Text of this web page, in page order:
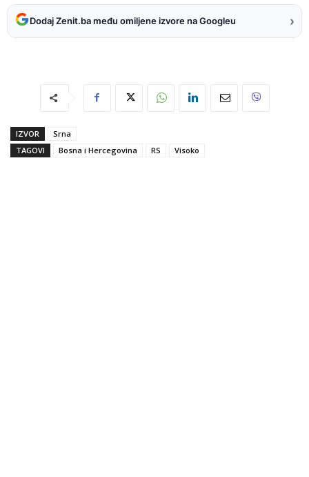
Dodaj Zenit.ba među omiljene izvore na Googleu ›
IZVOR
Srna
TAGOVI
Bosna i Hercegovina RS Visoko